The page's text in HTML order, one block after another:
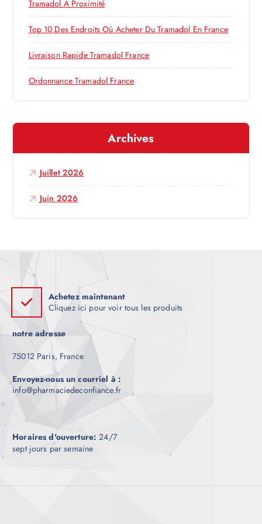
t
i
c
e
:
Tramadol À Proximité
Top 10 Des Endroits Où Acheter Du Tramadol En France
Livraison Rapide Tramadol France
Ordonnance Tramadol France
Archives
Juillet 2026
Juin 2026
Achetez maintenant
Cliquez ici pour voir tous les produits
notre adresse
75012 Paris, France
Envoyez-nous un courriel à :
info@pharmaciedeconfiance.fr
Horaires d'ouverture: 24/7
sept jours par semaine